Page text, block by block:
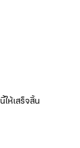
ห้เสร็จสิ้น